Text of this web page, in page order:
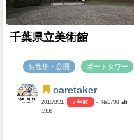
千葉県立美術館
お散歩・公園 ポートタワー
caretaker
2018/8/21 7 年前
- №3798
1996